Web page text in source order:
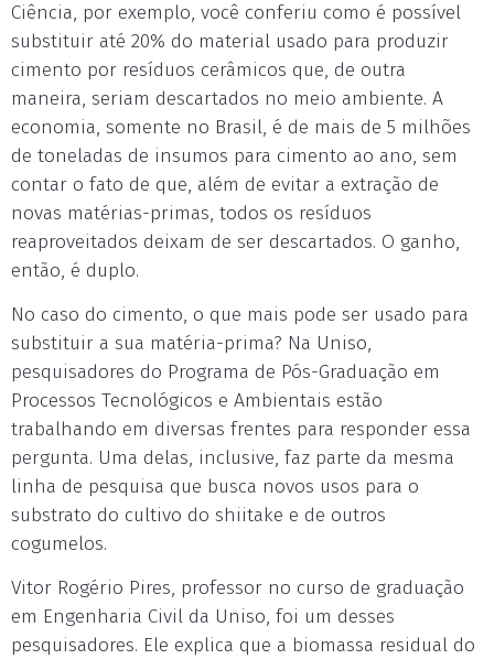
Ciência, por exemplo, você conferiu como é possível
substituir até 20% do material usado para produzir
cimento por resíduos cerâmicos que, de outra
maneira, seriam descartados no meio ambiente. A
economia, somente no Brasil, é de mais de 5 milhões
de toneladas de insumos para cimento ao ano, sem
contar o fato de que, além de evitar a extração de
novas matérias-primas, todos os resíduos
reaproveitados deixam de ser descartados. O ganho,
então, é duplo.
No caso do cimento, o que mais pode ser usado para
substituir a sua matéria-prima? Na Uniso,
pesquisadores do Programa de Pós-Graduação em
Processos Tecnológicos e Ambientais estão
trabalhando em diversas frentes para responder essa
pergunta. Uma delas, inclusive, faz parte da mesma
linha de pesquisa que busca novos usos para o
substrato do cultivo do shiitake e de outros
cogumelos.
Vitor Rogério Pires, professor no curso de graduação
em Engenharia Civil da Uniso, foi um desses
pesquisadores. Ele explica que a biomassa residual do